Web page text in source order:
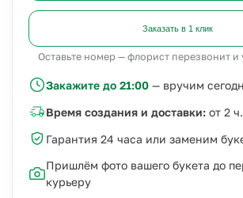
Заказать в 1 клик
Оставьте номер — флорист перезвонит и
Закажите до 21:00 — вручим
Время создания и доставки: от 2 ч.
Гарантия 24 часа или заменим
Пришлём фото вашего букета до
курьеру